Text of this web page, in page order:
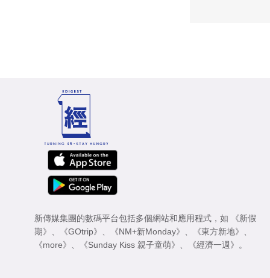
新傳媒集團的數碼平台包括多個網站和應用程式，如
《新假
期》 、 《GOtrip》 、 《NM+新Monday》 、 《東方新地》 、
《more》 、 《Sunday Kiss 親子童萌》 、 《經濟一週》 。